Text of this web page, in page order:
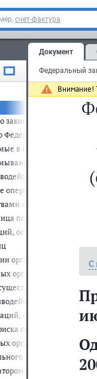
счет-фактура
закона
в настоящем
доходов,
операции с
или иным
по раскрытию
осуществляющих
организаторами
организаций,
совершения
организаций,
банка
платформы
Документ
Внимание!
С